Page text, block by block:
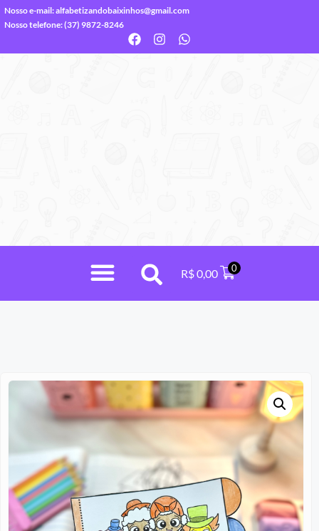
Nosso e-mail:alfabetizandobaixinhos@gmail.com
Nosso telefone: (37) 9872-8246
R$0,00 0